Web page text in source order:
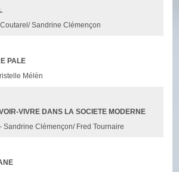
Sandrine Clémençon
PALE
Mélèn
VIVRE DANS LA SOCIETE MODERNE
Sandrine Clémençon/ Fred Tournaire